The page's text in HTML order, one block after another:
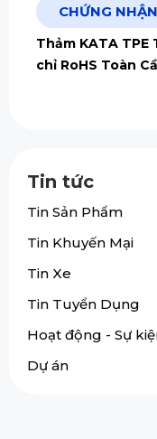
CHỨNG
Thảm KATA TPE
chỉ RoHS Toàn
Tin tức
Tin Sản Phẩm
Tin Khuyến Mại
Tin Xe
Tin Tuyển Dụng
Hoạt động - Sự
Dự án